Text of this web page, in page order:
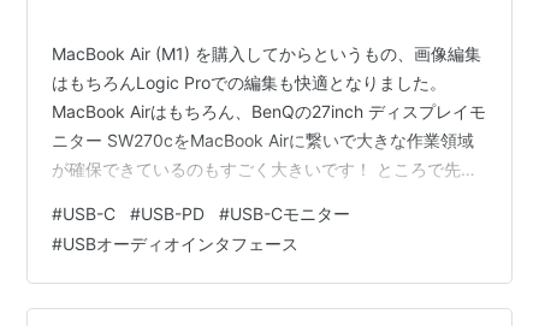
MacBook Air (M1) を購入してからというもの、画像編集
はもちろんLogic Proでの編集も快適となりました。
MacBook Airはもちろん、BenQの27inch ディスプレイモ
ニター SW270cをMacBook Airに繋いで大きな作業領域
が確保できているのもすごく大きいです！ ところで先日
たところ、ミキサーのオーディオ出力からノイズが聞こ
えます。 マウスカーソルを動かすとそれにつられて「ジ
ー」という感じの音がさらに大きくなります。。。 現状
のオーディオ関係のシステム図です。ヘッドフォンはミ
#USB-C #USB-PD #USB-Cモニター
#USBオーディオインタフェース